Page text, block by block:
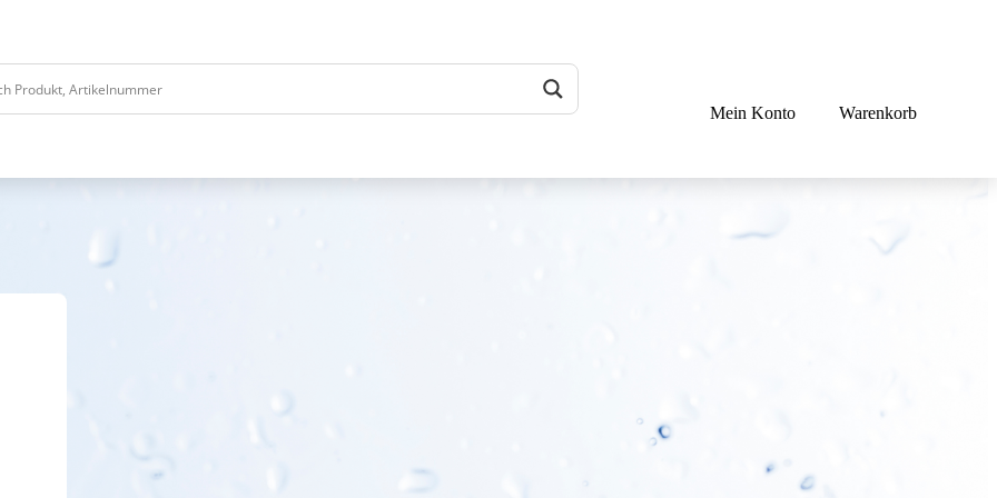
Mein Konto Warenkorb